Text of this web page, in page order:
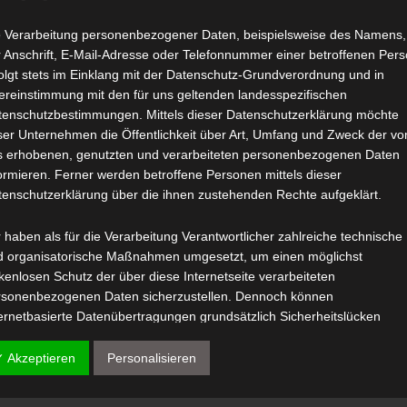
Verarbeitung personenbezogener Daten, beispielsweise des Namens,
Anschrift, E-Mail-Adresse oder Telefonnummer einer betroffenen
stets im Einklang mit der Datenschutz-Grundverordnung und in
mit den für uns geltenden landesspezifischen
Mittels dieser Datenschutzerklärung möchte
Unternehmen die Öffentlichkeit über Art, Umfang und Zweck der
erhobenen, genutzten und verarbeiteten personenbezogenen Daten
Ferner werden betroffene Personen mittels dieser
über die ihnen zustehenden Rechte aufgeklärt.
haben als für die Verarbeitung Verantwortlicher zahlreiche technische
organisatorische Maßnahmen umgesetzt, um einen möglichst
Schutz der über diese Internetseite verarbeiteten
Daten sicherzustellen. Dennoch können
Datenübertragungen grundsätzlich Sicherheitslücken
diesem Grund steht es jeder betroffenen Person frei,
Daten auch auf alternativen Wegen, beispielsweise
Akzeptieren Personalisieren